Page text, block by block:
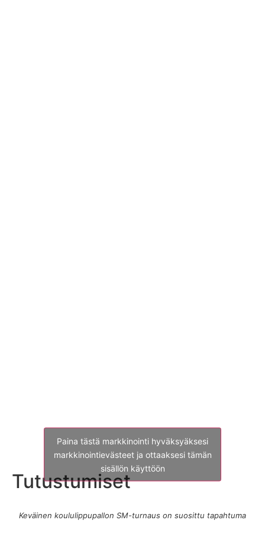
Paina tästä markkinointi hyväksyäksesi
markkinointievästeet ja ottaaksesi tämän
sisällön käyttöön
Tutustumiset
Keväinen koululippupallon SM-turnaus on suosittu tapahtuma